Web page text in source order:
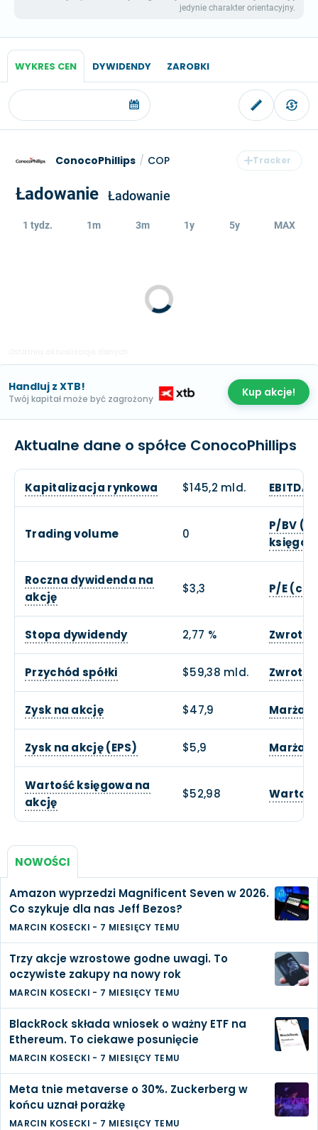
jedynie charakter orientacyjny.
WYKRES CEN DYWIDENDY ZAROBKI
ConocoPhillips / COP
Ładowanie Ładowanie
1 tydz. 1m 3m 1y 5y MAX
Handluj z XTB!
Twój kapitał może być zagrożony Kup akcje!
Aktualne dane o spółce ConocoPhillips
Kapitalizacja rynkowa $145,2 mld. EBITDA
Trading volume 0
P/BV
Roczna dywidenda na
akcję
$3,3 P/E
Stopa dywidendy 2,77 % Zwrot z
Przychód spółki $59,38 mld. Zwrotu
Zysk na akcję $47,9 Marża
Zysk na akcję (EPS) $5,9 Marża
Wartość księgowa na
akcję
$52,98
NOWOŚCI
Amazon wyprzedzi Magnificent Seven w 2026.
Co szykuje dla nas Jeff Bezos?
MARCIN KOSECKI - 7 MIESIĘCY TEMU
Trzy akcje wzrostowe godne uwagi. To
oczywiste zakupy na nowy rok
MARCIN KOSECKI - 7 MIESIĘCY TEMU
BlackRock składa wniosek o ważny ETF na
Ethereum. To ciekawe posunięcie
MARCIN KOSECKI - 7 MIESIĘCY TEMU
Meta tnie metaverse o 30%. Zuckerberg w
końcu uznał porażkę
MARCIN KOSECKI - 7 MIESIĘCY TEMU